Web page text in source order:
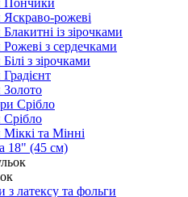
рожеві
із зірочками
з сердечками
з зірочками
та Мінні
18" (45 см)